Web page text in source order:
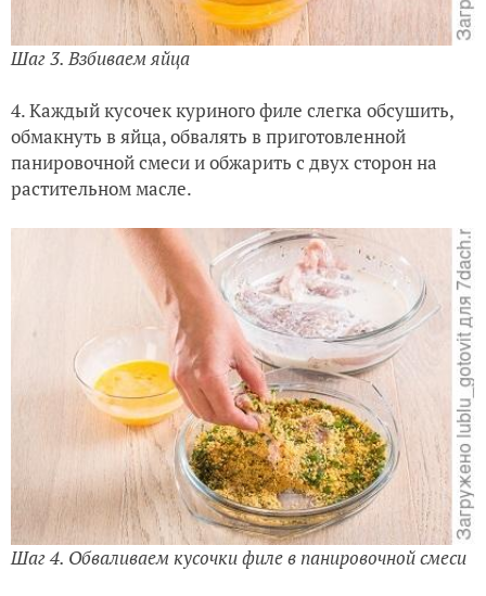
Шаг 3. Взбиваем яйца
4. Каждый кусочек куриного филе слегка обсушить,
обмакнуть в яйца, обвалять в приготовленной
панировочной смеси и обжарить с двух сторон на
растительном масле.
Шаг 4. Обваливаем кусочки филе в панировочной смеси